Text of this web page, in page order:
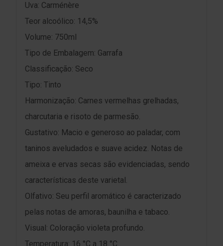
Uva: Carménère
Teor alcoólico: 14,5%
Volume: 750ml
Tipo de Embalagem: Garrafa
Classificação: Seco
Tipo: Tinto
Harmonização: Carnes vermelhas grelhadas,
charcutaria e risoto de parmesão.
Gustativo: Macio e generoso ao paladar, com
taninos aveludados e suave acidez. Notas de
ameixa e ervas secas são evidenciadas, sendo
características deste varietal.
Olfativo: Seu perfil aromático é caracterizado
pelas notas de amoras, baunilha e tabaco.
Visual: Coloração violeta profundo.
Temperatura: 16 °C a 18 °C